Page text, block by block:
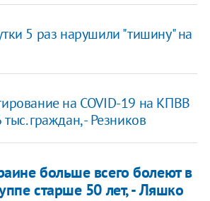
5 раз нарушили "тишину" на
на COVID-19 на КПВВ
граждан, - Резников
больше всего болеют в
старше 50 лет, - Ляшко